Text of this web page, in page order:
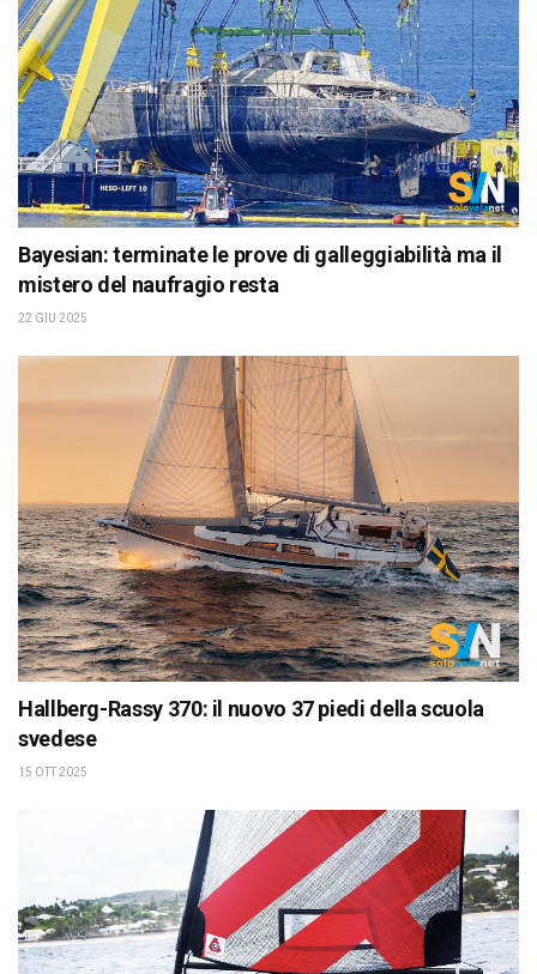
Bayesian: terminate le prove di galleggiabilità ma il
mistero del naufragio resta
22 GIU 2025
Hallberg-Rassy 370: il nuovo 37 piedi della scuola
svedese
15 OTT 2025